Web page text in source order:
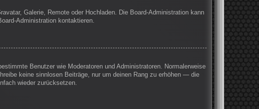
Galerie, Remote oder Hochladen. Die Board-Administration kann
Administration kontaktieren.
Benutzer wie Moderatoren und Administratoren. Normalerweise
keine sinnlosen Beiträge, nur um deinen Rang zu erhöhen — die
wieder zurücksetzen.